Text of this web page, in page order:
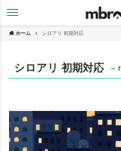
ホーム シロアリ 初期対応
シロアリ 初期対応 –